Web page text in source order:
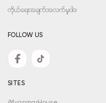
ကိုယ်ရေးအချက်အလက်မူဝါဒ
FOLLOW US
SITES